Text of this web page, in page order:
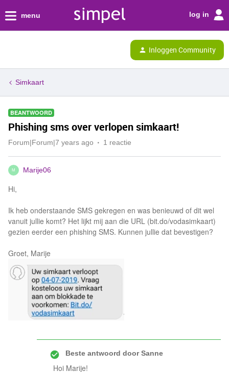
menu log in
Inloggen Community
Simkaart
BEANTWOORD
Phishing sms over verlopen simkaart!
Forum|Forum|7 years ago 1 reactie
M Marije06
Hi,
Ik heb onderstaande SMS gekregen en was benieuwd of dit wel
vanuit jullie komt? Het lijkt mij aan die URL (bit.do/vodasimkaart)
gezien eerder een phishing SMS. Kunnen jullie dat bevestigen?
Groet, Marije
Beste antwoord doorSanne
Hoi Marije!